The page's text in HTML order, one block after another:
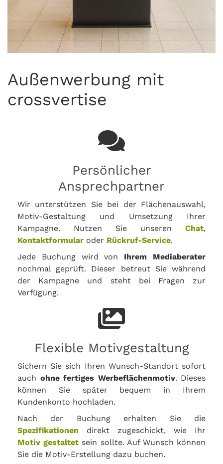
Außenwerbung mit
crossvertise
Persönlicher
Ansprechpartner
Wir unterstützen Sie bei der Flächenauswahl,
Motiv-Gestaltung und Umsetzung Ihrer
Kampagne. Nutzen Sie unseren Chat,
Kontaktformular oder Rückruf-Service.
Jede Buchung wird von Ihrem Mediaberater
nochmal geprüft. Dieser betreut Sie während
der Kampagne und steht bei Fragen zur
Verfügung.
Flexible Motivgestaltung
Sichern Sie sich Ihren Wunsch-Standort sofort
auch ohne fertiges Werbeflächenmotiv. Dieses
können Sie später bequem in Ihrem
Kundenkonto hochladen.
Nach der Buchung erhalten Sie die
Spezifikationen direkt zugeschickt, wie Ihr
Motiv gestaltet sein sollte. Auf Wunsch können
Sie die Motiv-Erstellung dazu buchen.